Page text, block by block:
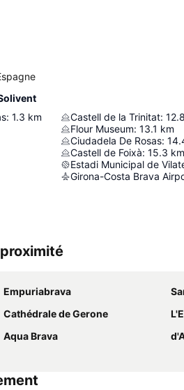
: 1.3 km
Castell de la Trinitat: 12.8
Flour Museum: 13.1 km
Ciudadela De Rosas:
Castell de Foixà: 15.3 km
Estadi Municipal de
Girona-Costa Brava
Empuriabrava
Cathédrale de Gerone
Aqua Brava